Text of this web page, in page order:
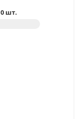
0 шт.